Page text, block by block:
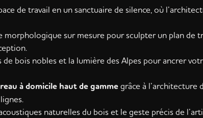
de travail en un sanctuaire de silence, où
morphologique sur mesure pour sculpter un plan de
de bois nobles et la lumière des Alpes pour ancrer
à domicile haut de gammegrâce à l’architecture
naturelles du bois et le geste précis de